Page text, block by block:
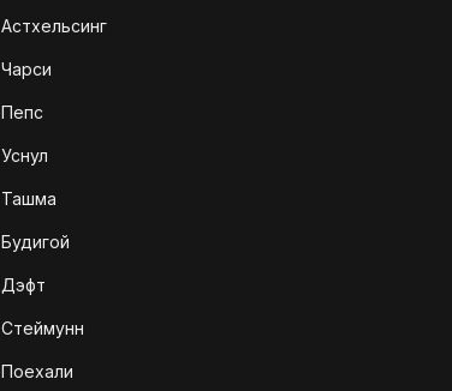
Астхельсинг
Чарси
Пепс
Уснул
Ташма
Будигой
Дэфт
Стеймунн
Поехали